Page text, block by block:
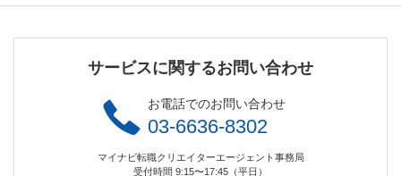
サービスに関するお問い合わせ
お電話でのお問い合わせ
03-6636-8302
マイナビ転職クリエイターエージェント事務局
受付時間 9:15〜17:45（平日）